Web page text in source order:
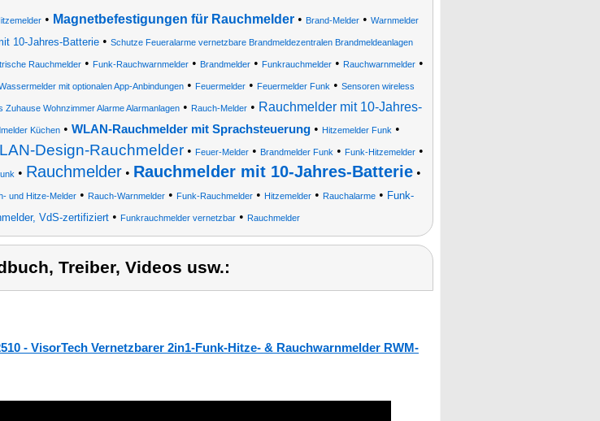
• Magnetbefestigungen für Rauchmelder• Brand-Melder• Warnmelder
10-Jahres-Batterie• Schutze Feueralarme vernetzbare Brandmeldezentralen Brandmeldeanlagen
Rauchmelder• Funk-Rauchwarnmelder• Brandmelder• Funkrauchmelder• Rauchwarnmelder•
mit optionalen App-Anbindungen• Feuermelder• Feuermelder Funk • Sensoren wireless
Wohnzimmer Alarme Alarmanlagen• Rauch-Melder• Rauchmelder mit 10-Jahres-
Küchen• WLAN-Rauchmelder mit Sprachsteuerung• Hitzemelder Funk •
Design-Rauchmelder• Feuer-Melder• Brandmelder Funk • Funk-Hitzemelder•
• Rauchmelder • Rauchmelder mit 10-Jahres-Batterie •
und Hitze-Melder• Rauch-Warnmelder• Funk-Rauchmelder• Hitzemelder• Rauchalarme• Funk-
VdS-zertifiziert • Funkrauchmelder vernetzbar • Rauchmelder
Treiber, Videos usw.:
- VisorTech Vernetzbarer 2in1-Funk-Hitze- & Rauchwarnmelder RWM-